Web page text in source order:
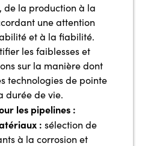
de la production à la
une attention
et à la fiabilité.
les faiblesses et
sur la manière dont
technologies de pointe
durée de vie.
les pipelines :
: sélection de
à la corrosion et